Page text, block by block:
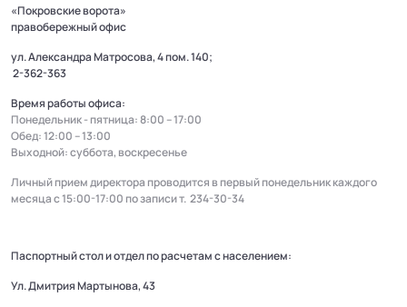
«Покровские ворота»
правобережный офис
ул. Александра Матросова, 4 пом. 140;
2-362-363
Время работы офиса:
Понедельник - пятница: 8:00 – 17:00
Обед: 12:00 – 13:00
Выходной: суббота, воскресенье
Личный прием директора проводится в первый понедельник каждого
месяца с 15:00-17:00 по записи т. 234-30-34
Паспортный стол и отдел по расчетам с населением:
Ул. Дмитрия Мартынова, 43